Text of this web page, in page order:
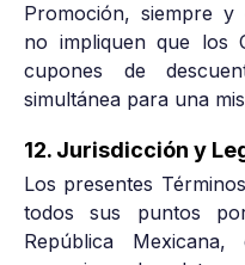
Promoción, siempre y
no impliquen que los
cupones de
simultánea para una
12. Jurisdicción y
Los presentes
todos sus puntos
República